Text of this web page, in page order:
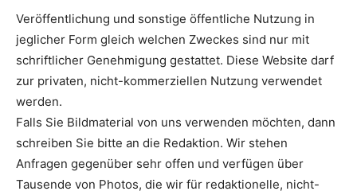
Veröffentlichung und sonstige öffentliche Nutzung in
jeglicher Form gleich welchen Zweckes sind nur mit
schriftlicher Genehmigung gestattet. Diese Website darf
zur privaten, nicht-kommerziellen Nutzung verwendet
werden.
Falls Sie Bildmaterial von uns verwenden möchten, dann
schreiben Sie bitte an die Redaktion. Wir stehen
Anfragen gegenüber sehr offen und verfügen über
Tausende von Photos, die wir für redaktionelle, nicht-